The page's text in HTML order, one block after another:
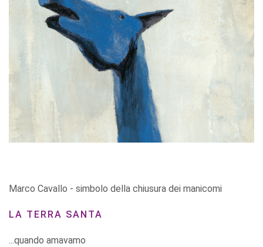
Marco Cavallo - simbolo della chiusura dei manicomi
LA TERRA SANTA
...quando amavamo